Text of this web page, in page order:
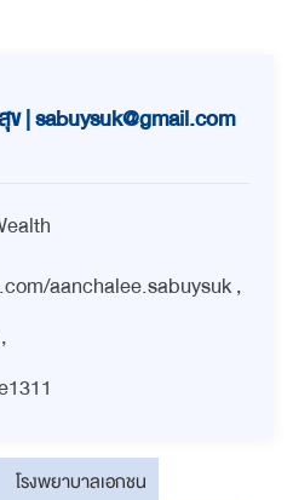
|sabuysuk@gmail.com
aanchalee.sabuysuk ,
,
โรงพยาบาลเอกชน